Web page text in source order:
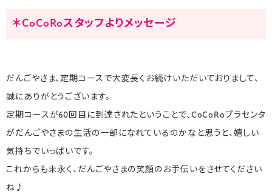
＊CoCoRoスタッフよりメッセージ
だんごやさま、定期コースで大変長くお続けいただいておりまして、
誠にありがとうございます。
定期コースが60回目に到達されたということで、CoCoRoプラセンタ
がだんごやさまの生活の一部になれているのかなと思うと、嬉しい
気持ちでいっぱいです。
これからも末永く、だんごやさまの笑顔のお手伝いをさせてください
ね♪